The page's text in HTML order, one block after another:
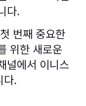
다.
번째 중요한
위한 새로운
널에서 이니스
다.